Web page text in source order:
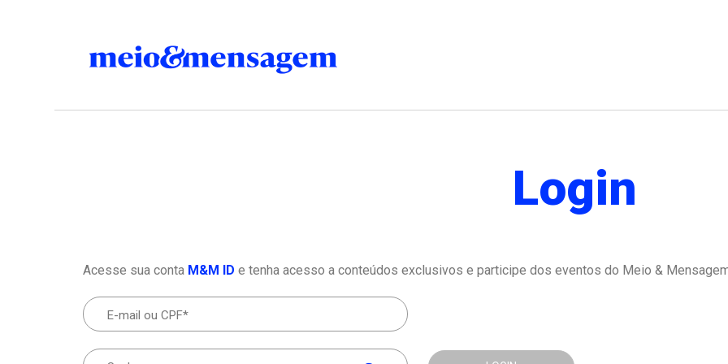
Login
Acesse sua conta M&M ID e tenha acesso a conteúdos exclusivos e participe dos eventos do Meio &